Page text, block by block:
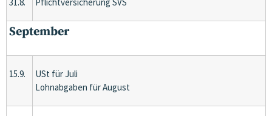
September
15.9.
USt für Juli
Lohnabgaben für August